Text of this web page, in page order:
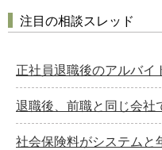
注目の相談スレッド
正社員退職後のアルバイ
退職後、前職と同じ会社
社会保険料がシステムと